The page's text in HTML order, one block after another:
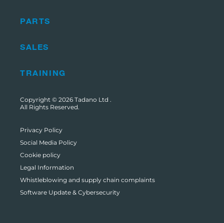
PARTS
SALES
TRAINING
Copyright © 2026 Tadano Ltd .
All Rights Reserved.
Privacy Policy
Social Media Policy
Cookie policy
Legal Information
Whistleblowing and supply chain complaints
Software Update & Cybersecurity